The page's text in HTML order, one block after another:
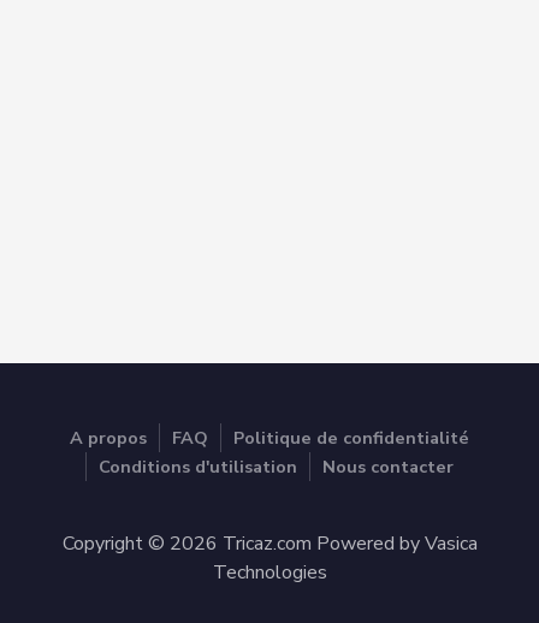
A propos FAQ
Politique de confidentialité
Conditions d'utilisation
Nous contacter
Copyright © 2026 Tricaz.com Powered by Vasica
Technologies